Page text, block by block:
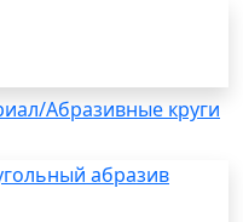
Абразивные круги
абразив